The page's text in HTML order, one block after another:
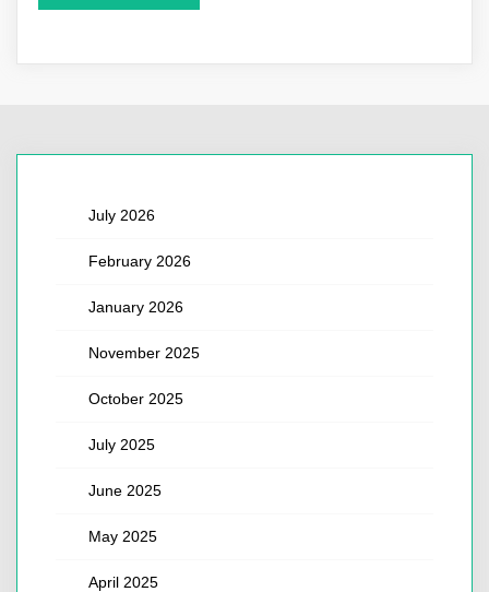
July 2026
February 2026
January 2026
November 2025
October 2025
July 2025
June 2025
May 2025
April 2025